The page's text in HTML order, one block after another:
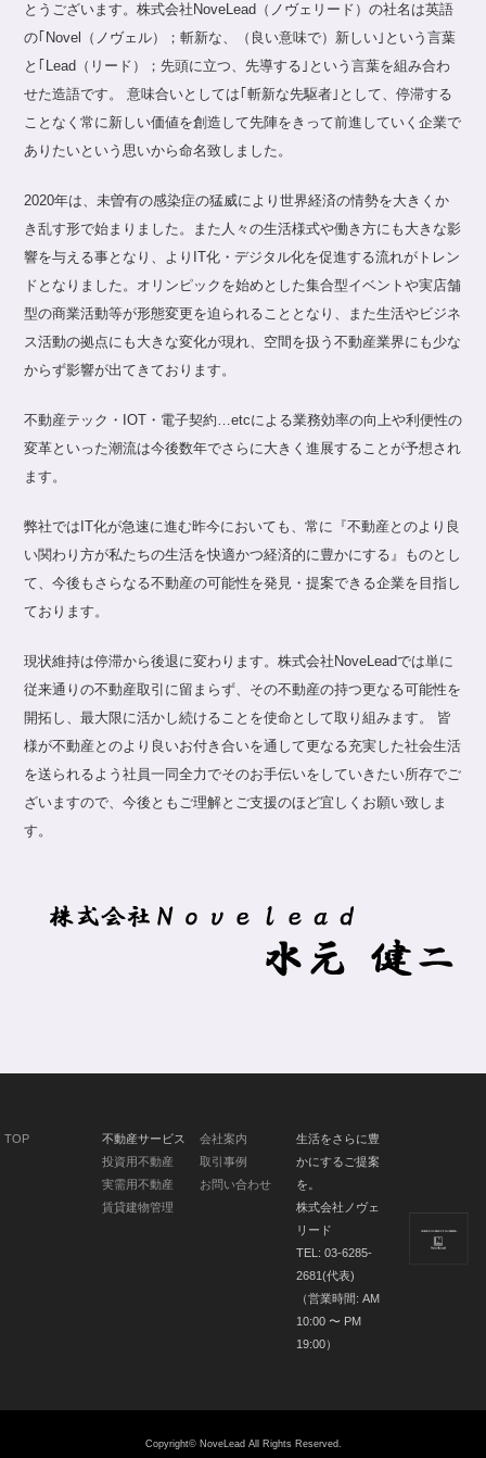
とうございます。株式会社NoveLead（ノヴェリード）の社名は英語
の｢Novel（ノヴェル）；斬新な、（良い意味で）新しい｣という言葉
と｢Lead（リード）；先頭に立つ、先導する｣という言葉を組み合わ
せた造語です。 意味合いとしては｢斬新な先駆者｣として、停滞する
ことなく常に新しい価値を創造して先陣をきって前進していく企業で
ありたいという思いから命名致しました。
2020年は、未曽有の感染症の猛威により世界経済の情勢を大きくか
き乱す形で始まりました。また人々の生活様式や働き方にも大きな影
響を与える事となり、よりIT化・デジタル化を促進する流れがトレン
ドとなりました。オリンピックを始めとした集合型イベントや実店舗
型の商業活動等が形態変更を迫られることとなり、また生活やビジネ
ス活動の拠点にも大きな変化が現れ、空間を扱う不動産業界にも少な
からず影響が出てきております。
不動産テック・IOT・電子契約…etcによる業務効率の向上や利便性の
変革といった潮流は今後数年でさらに大きく進展することが予想され
ます。
弊社ではIT化が急速に進む昨今においても、常に『不動産とのより良
い関わり方が私たちの生活を快適かつ経済的に豊かにする』ものとし
て、今後もさらなる不動産の可能性を発見・提案できる企業を目指し
ております。
現状維持は停滞から後退に変わります。株式会社NoveLeadでは単に
従来通りの不動産取引に留まらず、その不動産の持つ更なる可能性を
開拓し、最大限に活かし続けることを使命として取り組みます。 皆
様が不動産とのより良いお付き合いを通して更なる充実した社会生活
を送られるよう社員一同全力でそのお手伝いをしていきたい所存でご
ざいますので、今後ともご理解とご支援のほど宜しくお願い致しま
す。
TOP
不動産サービス
投資用不動産
実需用不動産
賃貸建物管理
会社案内
取引事例
お問い合わせ
生活をさらに豊
かにするご提案
を。
株式会社ノヴェ
リード
TEL: 03-6285-
2681(代表)
（営業時間: AM
10:00 〜 PM
19:00）
Copyright© NoveLead All Rights Reserved.